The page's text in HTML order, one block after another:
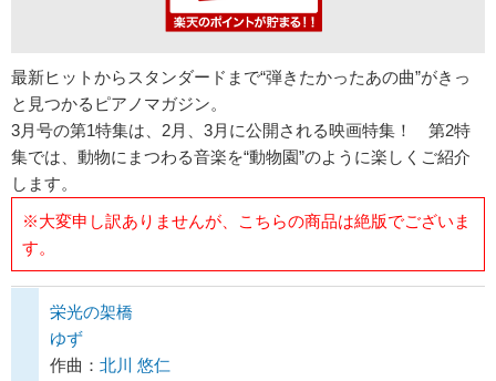
最新ヒットからスタンダードまで“弾きたかったあの曲”がきっ
と見つかるピアノマガジン。
3月号の第1特集は、2月、3月に公開される映画特集！ 第2特
集では、動物にまつわる音楽を“動物園”のように楽しくご紹介
します。
※大変申し訳ありませんが、こちらの商品は絶版でございま
す。
栄光の架橋
ゆず
作曲： 北川 悠仁